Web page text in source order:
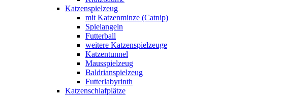
Katzenspielzeug
mit Katzenminze (Catnip)
Spielangeln
Futterball
weitere Katzenspielzeuge
Katzentunnel
Mausspielzeug
Baldrianspielzeug
Futterlabyrinth
Katzenschlafplätze